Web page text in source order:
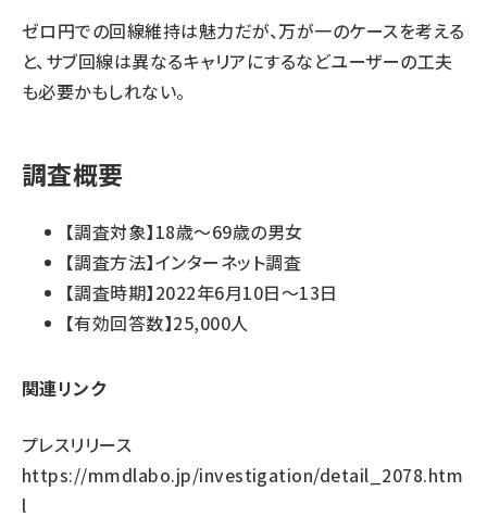
ゼロ円での回線維持は魅力だが、万が一のケースを考える
と、サブ回線は異なるキャリアにするなどユーザーの工夫
も必要かもしれない。
調査概要
【調査対象】18歳～69歳の男女
【調査方法】インターネット調査
【調査時期】2022年6月10日～13日
【有効回答数】25,000人
関連リンク
プレスリリース
https://mmdlabo.jp/investigation/detail_2078.htm
l